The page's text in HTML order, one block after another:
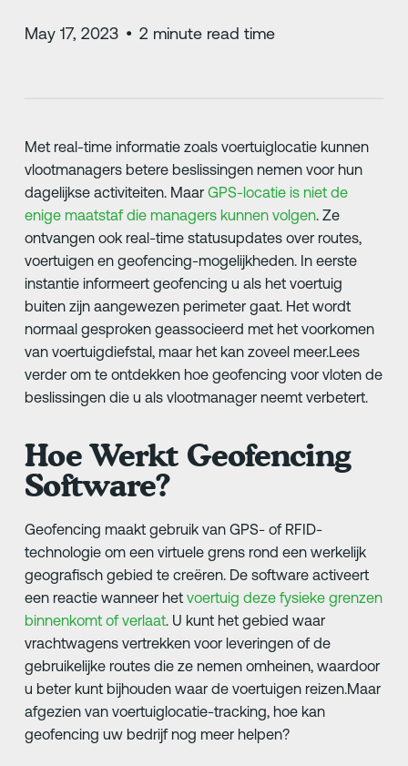
May 17, 2023 • 2 minute read time
Met real-time informatie zoals voertuiglocatie kunnen
vlootmanagers betere beslissingen nemen voor hun
dagelijkse activiteiten. Maar GPS-locatie is niet de
enige maatstaf die managers kunnen volgen. Ze
ontvangen ook real-time statusupdates over routes,
voertuigen en geofencing-mogelijkheden. In eerste
instantie informeert geofencing u als het voertuig
buiten zijn aangewezen perimeter gaat. Het wordt
normaal gesproken geassocieerd met het voorkomen
van voertuigdiefstal, maar het kan zoveel meer.Lees
verder om te ontdekken hoe geofencing voor vloten de
beslissingen die u als vlootmanager neemt verbetert.
Hoe Werkt Geofencing
Software?
Geofencing maakt gebruik van GPS- of RFID-
technologie om een virtuele grens rond een werkelijk
geografisch gebied te creëren. De software activeert
een reactie wanneer het voertuig deze fysieke grenzen
binnenkomt of verlaat. U kunt het gebied waar
vrachtwagens vertrekken voor leveringen of de
gebruikelijke routes die ze nemen omheinen, waardoor
u beter kunt bijhouden waar de voertuigen reizen.Maar
afgezien van voertuiglocatie-tracking, hoe kan
geofencing uw bedrijf nog meer helpen?